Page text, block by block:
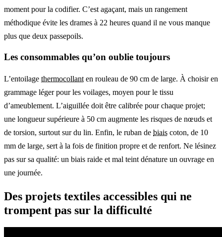
moment pour la codifier. C’est agaçant, mais un rangement
méthodique évite les drames à 22 heures quand il ne vous manque
plus que deux passepoils.
Les consommables qu’on oublie toujours
L’entoilage thermocollant en rouleau de 90 cm de large. À choisir en
grammage léger pour les voilages, moyen pour le tissu
d’ameublement. L’aiguillée doit être calibrée pour chaque projet;
une longueur supérieure à 50 cm augmente les risques de nœuds et
de torsion, surtout sur du lin. Enfin, le ruban de biais coton, de 10
mm de large, sert à la fois de finition propre et de renfort. Ne lésinez
pas sur sa qualité: un biais raide et mal teint dénature un ouvrage en
une journée.
Des projets textiles accessibles qui ne
trompent pas sur la difficulté